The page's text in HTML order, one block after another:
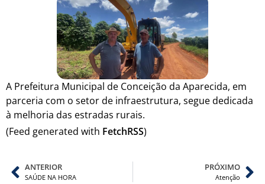
A Prefeitura Municipal de Conceição da Aparecida, em
parceria com o setor de infraestrutura, segue dedicada
à melhoria das estradas rurais.
(Feed generated with FetchRSS)
ANTERIOR
SAÚDE NA HORA
PRÓXIMO
Atenção